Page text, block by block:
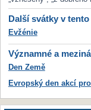
Další svátky v tento
Evžénie
Významné a
Den Země
Evropský den akcí